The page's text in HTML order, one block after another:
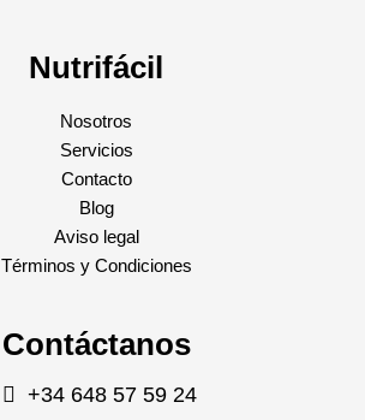
Nutrifácil
Nosotros
Servicios
Contacto
Blog
Aviso legal
Términos y Condiciones
Contáctanos
+34 648 57 59 24